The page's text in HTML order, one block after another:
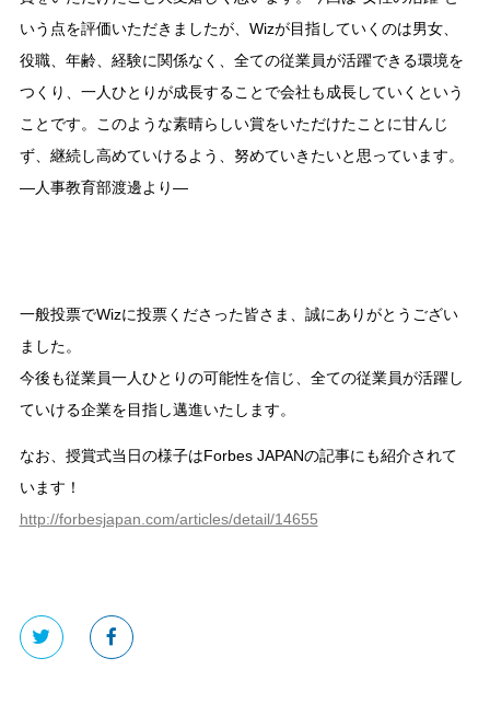
いう点を評価いただきましたが、Wizが目指していくのは男女、
役職、年齢、経験に関係なく、全ての従業員が活躍できる環境を
つくり、一人ひとりが成長することで会社も成長していくという
ことです。このような素晴らしい賞をいただけたことに甘んじ
ず、継続し高めていけるよう、努めていきたいと思っています。
―人事教育部渡邊より―
一般投票でWizに投票くださった皆さま、誠にありがとうござい
ました。
今後も従業員一人ひとりの可能性を信じ、全ての従業員が活躍し
ていける企業を目指し邁進いたします。
なお、授賞式当日の様子はForbes JAPANの記事にも紹介されて
います！
http://forbesjapan.com/articles/detail/14655